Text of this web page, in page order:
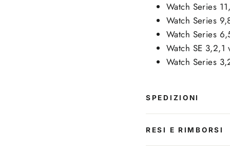
Watch Series
Watch Series
Watch Series
Watch SE
Watch Series
SPEDIZIONI
RESI E RIMBORSI